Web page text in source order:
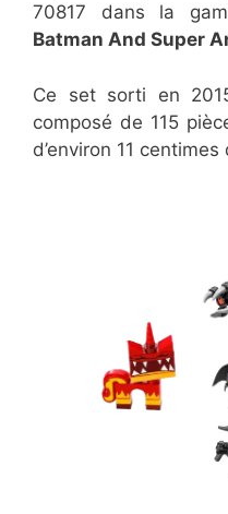
70817 dans la
Batman And Super
Ce set sorti en
composé de 115
d’environ 11 centimes